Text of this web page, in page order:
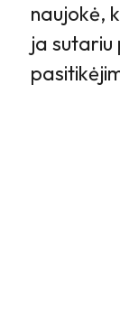
naujokė,
ja